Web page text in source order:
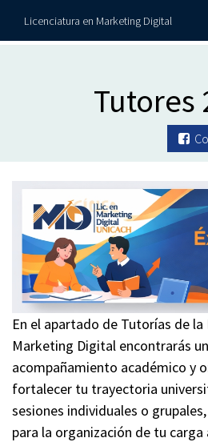
Licenciatura en Marketing Digital
Tutores
En el apartado de Tutorías de la
Marketing Digital encontrarás
acompañamiento académico y
fortalecer tu trayectoria
sesiones individuales o
para la organización de tu carga